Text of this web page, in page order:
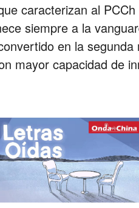
caracterizan al
siempre a la
en la
mayor capacidad de